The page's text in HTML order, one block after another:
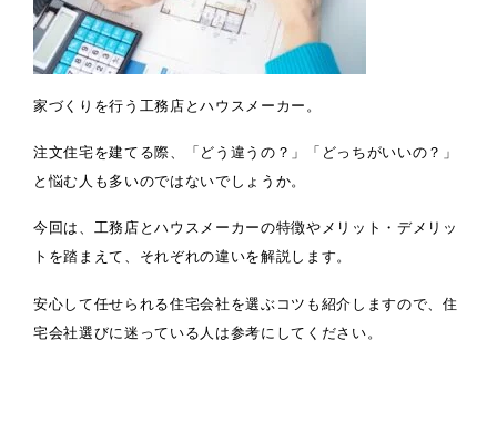
家づくりを行う工務店とハウスメーカー。
注文住宅を建てる際、「どう違うの？」「どっちがいいの？」
と悩む人も多いのではないでしょうか。
今回は、工務店とハウスメーカーの特徴やメリット・デメリッ
トを踏まえて、それぞれの違いを解説します。
安心して任せられる住宅会社を選ぶコツも紹介しますので、住
宅会社選びに迷っている人は参考にしてください。